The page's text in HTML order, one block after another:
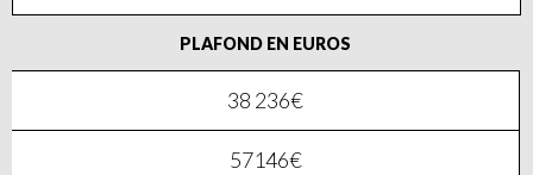
PLAFOND EN EUROS
38 236€
57146€